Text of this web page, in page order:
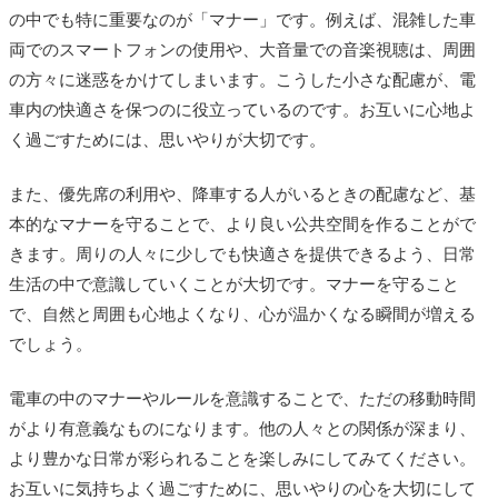
の中でも特に重要なのが「マナー」です。例えば、混雑した車
両でのスマートフォンの使用や、大音量での音楽視聴は、周囲
の方々に迷惑をかけてしまいます。こうした小さな配慮が、電
車内の快適さを保つのに役立っているのです。お互いに心地よ
く過ごすためには、思いやりが大切です。
また、優先席の利用や、降車する人がいるときの配慮など、基
本的なマナーを守ることで、より良い公共空間を作ることがで
きます。周りの人々に少しでも快適さを提供できるよう、日常
生活の中で意識していくことが大切です。マナーを守ること
で、自然と周囲も心地よくなり、心が温かくなる瞬間が増える
でしょう。
電車の中のマナーやルールを意識することで、ただの移動時間
がより有意義なものになります。他の人々との関係が深まり、
より豊かな日常が彩られることを楽しみにしてみてください。
お互いに気持ちよく過ごすために、思いやりの心を大切にして